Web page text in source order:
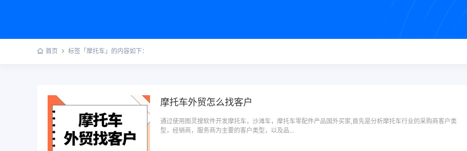
首页 标签「摩托车」的内容如下：
摩托车外贸怎么找客户
通过使用图灵搜软件开发摩托车，沙滩车，摩托车零配件产品国外买家,首先是分析摩托车行业的采购商客户类
型，经销商，服务商为主要的客户类型，以及品…